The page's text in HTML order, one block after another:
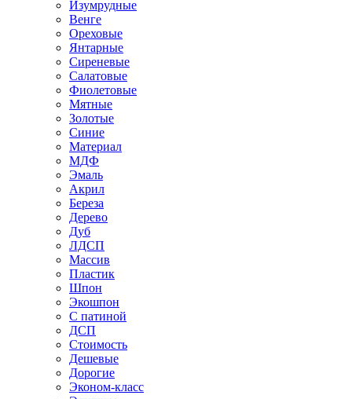
Изумрудные
Венге
Ореховые
Янтарные
Сиреневые
Салатовые
Фиолетовые
Мятные
Золотые
Синие
Материал
МДФ
Эмаль
Акрил
Береза
Дерево
Дуб
ЛДСП
Массив
Пластик
Шпон
Экошпон
С патиной
ДСП
Стоимость
Дешевые
Дорогие
Эконом-класс